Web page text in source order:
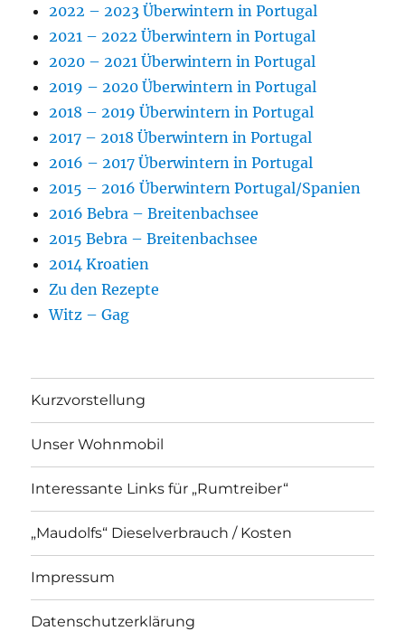
2022 – 2023 Überwintern in Portugal
2021 – 2022 Überwintern in Portugal
2020 – 2021 Überwintern in Portugal
2019 – 2020 Überwintern in Portugal
2018 – 2019 Überwintern in Portugal
2017 – 2018 Überwintern in Portugal
2016 – 2017 Überwintern in Portugal
2015 – 2016 Überwintern Portugal/Spanien
2016 Bebra – Breitenbachsee
2015 Bebra – Breitenbachsee
2014 Kroatien
Zu den Rezepte
Witz – Gag
Kurzvorstellung
Unser Wohnmobil
Interessante Links für „Rumtreiber“
„Maudolfs“ Dieselverbrauch / Kosten
Impressum
Datenschutzerklärung